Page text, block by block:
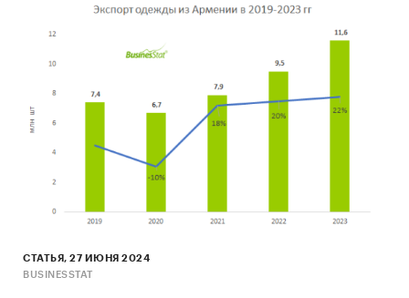
СТАТЬЯ, 27 ИЮНЯ 2024
BUSINESSTAT